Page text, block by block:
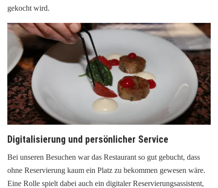
gekocht wird.
Digitalisierung und persönlicher Service
Bei unseren Besuchen war das Restaurant so gut gebucht, dass
ohne Reservierung kaum ein Platz zu bekommen gewesen wäre.
Eine Rolle spielt dabei auch ein digitaler Reservierungsassistent,